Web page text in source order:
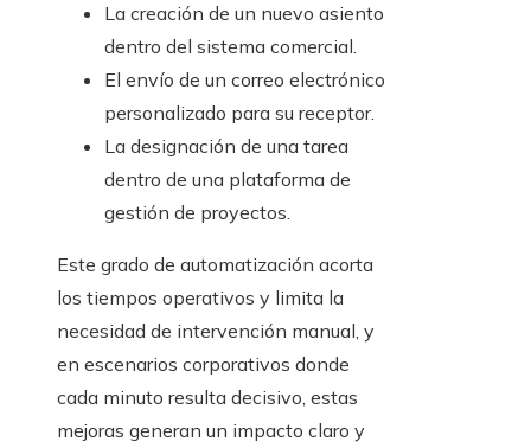
La creación de un nuevo asiento
dentro del sistema comercial.
El envío de un correo electrónico
personalizado para su receptor.
La designación de una tarea
dentro de una plataforma de
gestión de proyectos.
Este grado de automatización acorta
los tiempos operativos y limita la
necesidad de intervención manual, y
en escenarios corporativos donde
cada minuto resulta decisivo, estas
mejoras generan un impacto claro y